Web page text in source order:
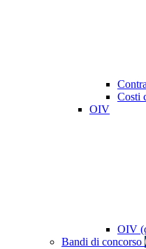
Costi
OIV
OIV
Bandi di concorso